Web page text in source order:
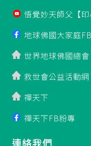
悟覺妙天師父【
地球佛國大家庭
世界地球佛國總會
救世會公益活動網
禪天下
禪天下FB粉專
連絡我們